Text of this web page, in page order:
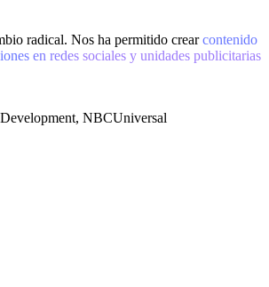
radical. Nos ha permitido crearcontenido
en redes sociales y unidades publicitarias
NBCUniversal